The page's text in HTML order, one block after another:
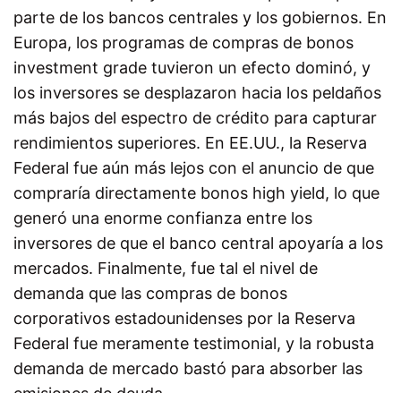
parte de los bancos centrales y los gobiernos. En
Europa, los programas de compras de bonos
investment grade tuvieron un efecto dominó, y
los inversores se desplazaron hacia los peldaños
más bajos del espectro de crédito para capturar
rendimientos superiores. En EE.UU., la Reserva
Federal fue aún más lejos con el anuncio de que
compraría directamente bonos high yield, lo que
generó una enorme confianza entre los
inversores de que el banco central apoyaría a los
mercados. Finalmente, fue tal el nivel de
demanda que las compras de bonos
corporativos estadounidenses por la Reserva
Federal fue meramente testimonial, y la robusta
demanda de mercado bastó para absorber las